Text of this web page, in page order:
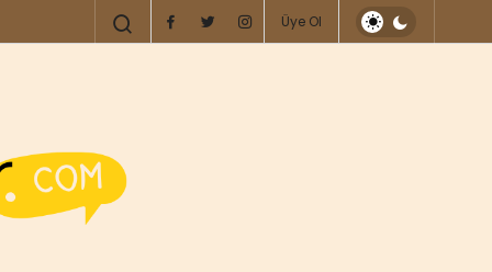
Üye Ol